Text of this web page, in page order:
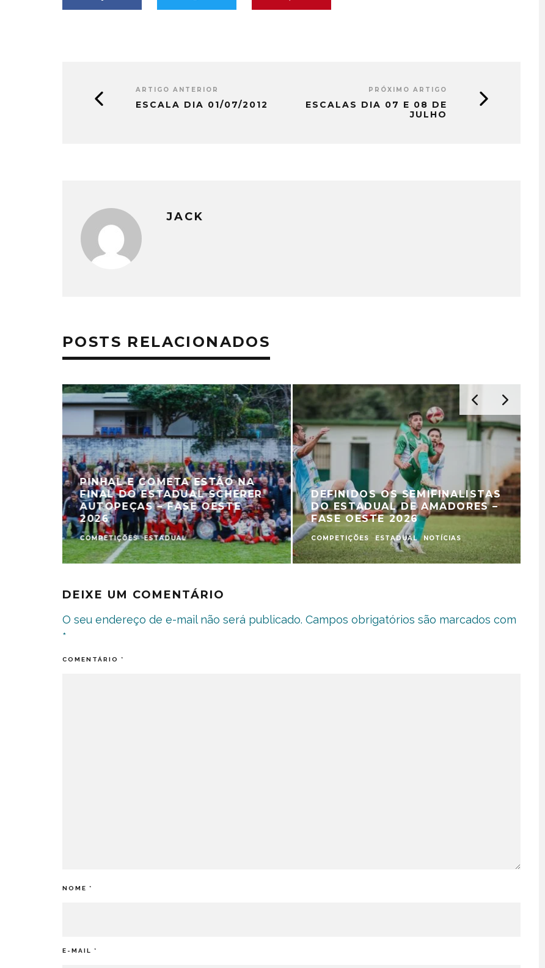
ARTIGO ANTERIOR
ESCALA DIA 01/07/2012
PRÓXIMO ARTIGO
ESCALAS DIA 07 E 08 DE
JULHO
JACK
POSTS RELACIONADOS
PINHAL E COMETA ESTÃO NA
FINAL DO ESTADUAL SCHERER
AUTOPEÇAS – FASE OESTE
2026
COMPETIÇÕES ESTADUAL
DEFINIDOS OS SEMIFINALISTAS
DO ESTADUAL DE AMADORES –
FASE OESTE 2026
COMPETIÇÕES ESTADUAL NOTÍCIAS
DEIXE UM COMENTÁRIO
O seu endereço de e-mail não será publicado. Campos obrigatórios são marcados com
*
COMENTÁRIO *
NOME *
E-MAIL *